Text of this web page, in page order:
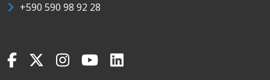
+590 590 98 92 28